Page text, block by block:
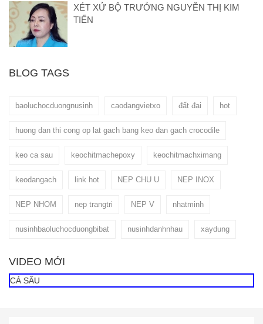
XÉT XỬ BỘ TRƯỞNG NGUYỄN THỊ KIM
TIẾN
BLOG TAGS
baoluchocduongnusinh caodangvietxo đất đai hot
huong dan thi cong op lat gach bang keo dan gach crocodile
keo ca sau keochitmachepoxy keochitmachximang
keodangach link hot NEP CHU U NEP INOX
NEP NHOM nep trangtri NEP V nhatminh
nusinhbaoluchocduongbibat nusinhdanhnhau xaydung
VIDEO MỚI
SẤU